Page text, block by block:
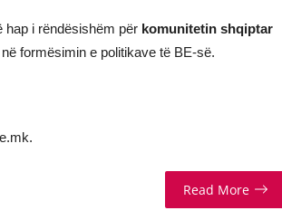
hap i rëndësishëm për komunitetin shqiptar
formësimin e politikave të BE-së.
Read More